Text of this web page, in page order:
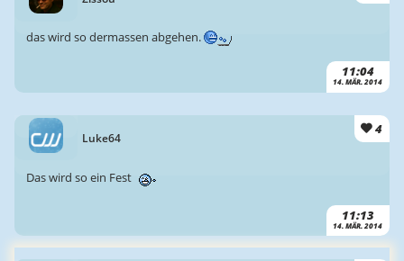
11:04
14. MÄR. 2014
das wird so dermassen abgehen.
Luke64
4
11:13
14. MÄR. 2014
Das wird so ein Fest